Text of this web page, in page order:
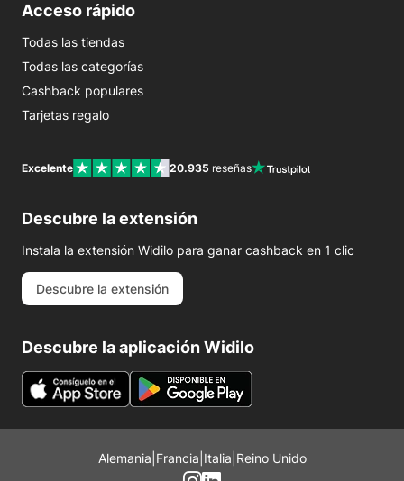
Acceso rápido
Todas las tiendas
Todas las categorías
Cashback populares
Tarjetas regalo
Excelente 20.935 reseñas
Descubre la extensión
Instala la extensión Widilo para ganar cashback en 1 clic
Descubre la extensión
Descubre la aplicación Widilo
Alemania Francia Italia Reino Unido